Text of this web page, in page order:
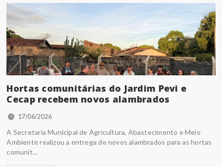
Hortas comunitárias do Jardim Pevi e
Cecap recebem novos alambrados
17/06/2026
A Secretaria Municipal de Agricultura, Abastecimento e Meio
Ambiente realizou a entrega de novos alambrados para as hortas
comunit...